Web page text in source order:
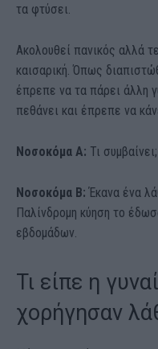
τα φτύσει.
Ακολουθεί πανικός αλλά
καισαρική. Όπως
έπρεπε να τα πάρει άλλη
πεθάνει και έπρεπε να
Νοσοκόμα Α: Τι συμβαίνει;
Νοσοκόμα Β: Έκανα ένα
Παλίνδρομη κύηση το
εβδομάδων.
Τι είπε η
χορήγησαν